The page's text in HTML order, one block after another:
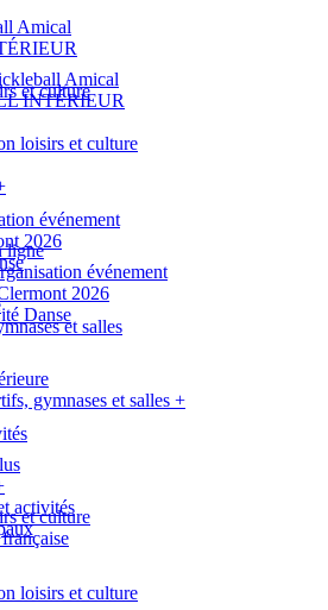
Amical
et culture
événement
2026
et salles
et culture
Amical
INTÉRIEUR
loisirs et culture
ligne
événement
2026
Danse
gymnases et salles +
activités
loisirs et culture